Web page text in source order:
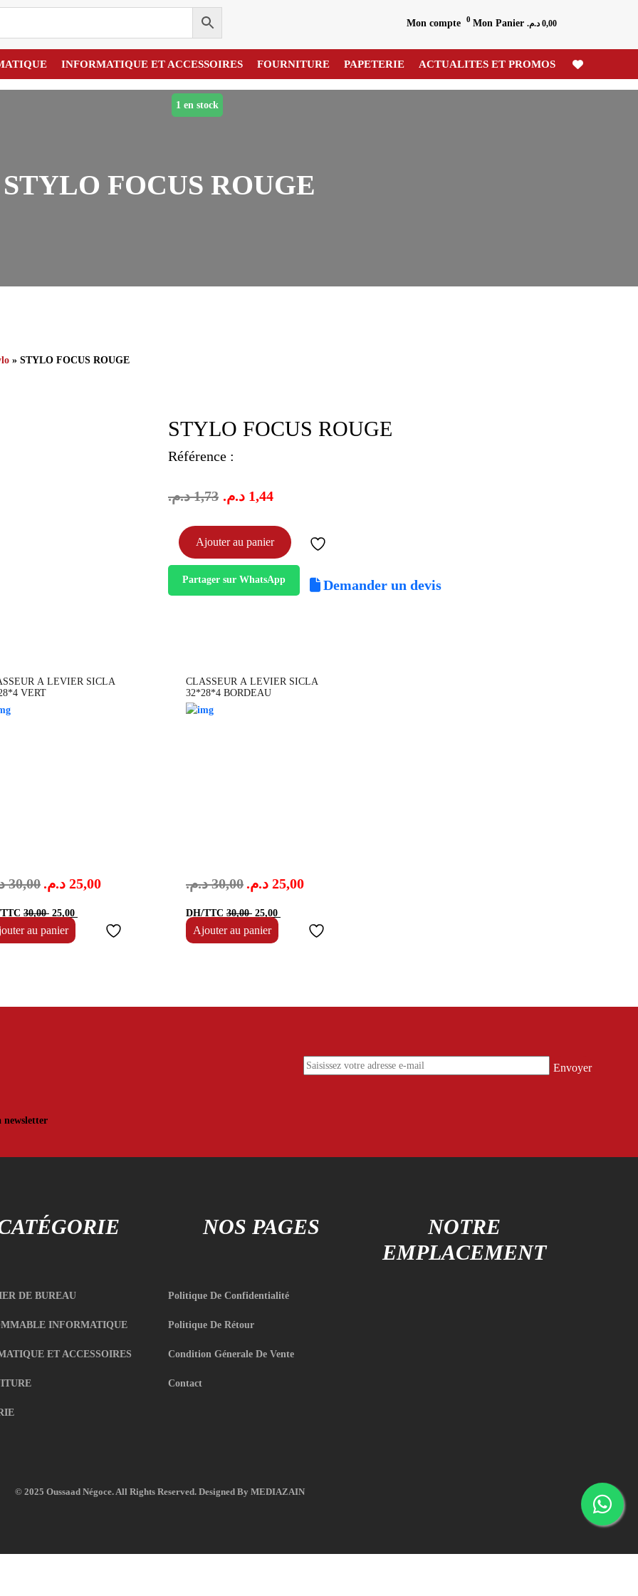
Mon compte 0 Mon Panier 0,00 د.م.
INFORMATIQUE ET ACCESSOIRES FOURNITURE PAPETERIE ACTUALITES ET PROMOS
STYLO FOCUS ROUGE
» STYLO FOCUS ROUGE
STYLO FOCUS ROUGE
Référence :
1,73 د.م. 1,44 د.م.
1 en stock
quantité
focus
rouge
Ajouter au panier
Partager sur WhatsApp Demander un devis
A LEVIER SICLA
VERT
30,00 25,00 د.م.
30,00 Le
prix
initial
25,00
au panier
CLASSEUR A LEVIER SICLA
32*28*4 BORDEAU
30,00 د.م. 25,00 د.م.
DH/TTC 30,00 Le
prix
initial
25,00
Ajouter au panier
newsletter
DE BUREAU
INFORMATIQUE
ET ACCESSOIRES
NOS PAGES
Politique De Confidentialité
Politique De Rétour
Condition Génerale De Vente
Contact
NOTRE
EMPLACEMENT
© 2025 Oussaad Négoce. All Rights Reserved. Designed By MEDIAZAIN